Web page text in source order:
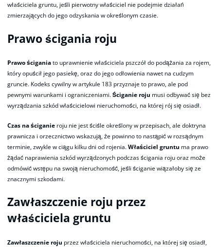
właściciela gruntu, jeśli pierwotny właściciel nie podejmie działań
zmierzających do jego odzyskania w określonym czasie.
Prawo ścigania roju
Prawo ściganiato uprawnienie właściciela pszczół do podążania za rojem,
który opuścił jego pasiekę, oraz do jego odłowienia nawet na cudzym
gruncie. Kodeks cywilny w artykule 183 przyznaje to prawo, ale pod
pewnymi warunkami i ograniczeniami.Ściganie roju musi odbywać się bez
wyrządzania szkód właścicielowi nieruchomości, na której rój się osiadł.
Czas na ściganie roju nie jest ściśle określony w przepisach, ale doktryna
prawnicza i orzecznictwo wskazują, że powinno to nastąpić w rozsądnym
terminie, zwykle w ciągu kilku dni od rojenia.Właściciel gruntu ma prawo
żądać naprawienia szkód wyrządzonych podczas ścigania roju oraz może
odmówić wstępu na swoją nieruchomość, jeśli ściganie wiązałoby się ze
znacznymi szkodami.
Zawłaszczenie roju przez
właściciela gruntu
Zawłaszczenie roju przez właściciela nieruchomości, na której się osiadł,